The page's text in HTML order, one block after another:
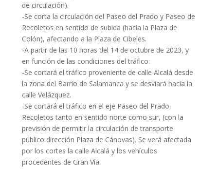
de circulación).
-Se corta la circulación del Paseo del Prado y Paseo de
Recoletos en sentido de subida (hacia la Plaza de
Colón), afectando a la Plaza de Cibeles.
-A partir de las 10 horas del 14 de octubre de 2023, y
en función de las condiciones del tráfico:
-Se cortará el tráfico proveniente de calle Alcalá desde
la zona del Barrio de Salamanca y se desviará hacia la
calle Velázquez.
-Se cortará el tráfico en el eje Paseo del Prado-
Recoletos tanto en sentido norte como sur, (con la
previsión de permitir la circulación de transporte
público dirección Plaza de Cánovas). Se verá afectada
por los cortes la calle Alcalá y los vehículos
procedentes de Gran Vía.